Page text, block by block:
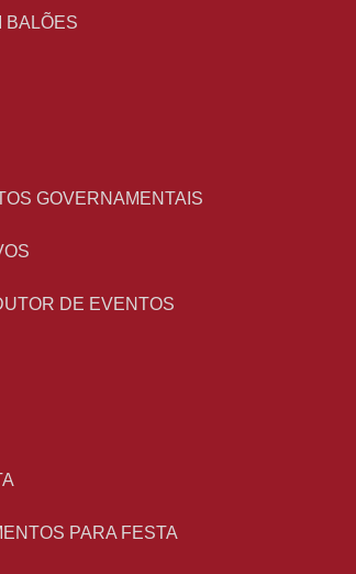
BALÕES
GOVERNAMENTAIS
DE EVENTOS
PARA FESTA